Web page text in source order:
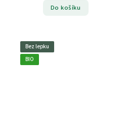
Do košíku
Bez lepku
BIO